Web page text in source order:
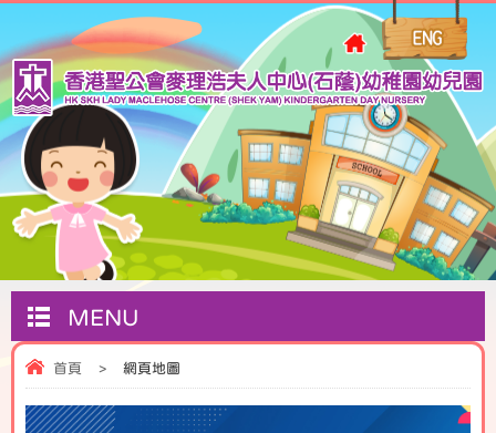
MENU
首頁 > 網頁地圖